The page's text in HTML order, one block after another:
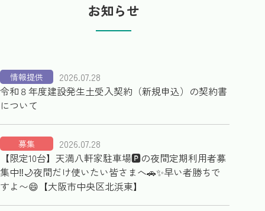
お知らせ
情報提供
2026.07.28
令和８年度建設発生土受入契約（新規申込）の契約書
について
募集
2026.07.28
【限定10台】天満八軒家駐車場🅿️の夜間定期利用者募
集中‼️🌙夜間だけ使いたい皆さまへ🚗✨早い者勝ちで
すよ〜😄【大阪市中央区北浜東】